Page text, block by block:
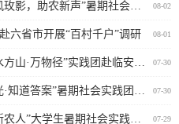
08-02
08-01
六省市开展“百村千户”调研
07-30
07-30
07-29